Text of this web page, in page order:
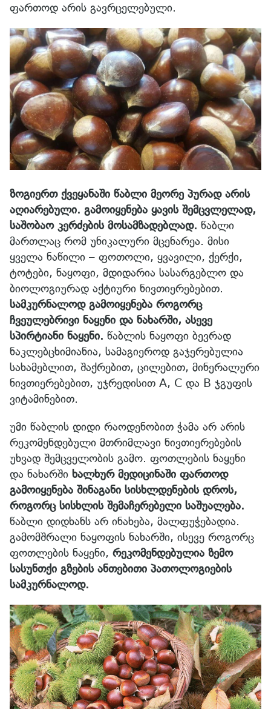
ფართოდ არის გავრცელებული.
ზოგიერთ ქვეყანაში წაბლი მეორე პურად არის
აღიარებული. გამოიყენება ყავის შემცვლელად,
საშობაო კერძების მოსამზადებლად. წაბლი
მართლაც რომ უნიკალური მცენარეა. მისი
ყველა ნაწილი – ფოთოლი, ყვავილი, ქერქი,
ტოტები, ნაყოფი, მდიდარია სასარგებლო და
ბიოლოგიურად აქტიური ნივთიერებებით.
სამკურნალოდ გამოიყენება როგორც
ჩვეულებრივი ნაყენი და ნახარში, ასევე
სპირტიანი ნაყენი. წაბლის ნაყოფი ბევრად
ნაკლებცხიმიანია, სამაგიეროდ გაჯერებულია
სახამებლით, შაქრებით, ცილებით, მინერალური
ნივთიერებებით, უჯრედისით A, C და B ჯგუფის
ვიტამინებით.
უმი წაბლის დიდი რაოდენობით ჭამა არ არის
რეკომენდებული მთრიმლავი ნივთიერებების
უხვად შემცველობის გამო. ფოთლების ნაყენი
და ნახარში ხალხურ მედიცინაში ფართოდ
გამოიყენება შინაგანი სისხლდენების დროს,
როგორც სისხლის შემაჩერებელი საშუალება.
წაბლი დიდხანს არ ინახება, მალფუჭებადია.
გამომშრალი ნაყოფის ნახარში, ისევე როგორც
ფოთლების ნაყენი, რეკომენდებულია ზემო
სასუნთქი გზების ანთებითი პათოლოგიების
სამკურნალოდ.